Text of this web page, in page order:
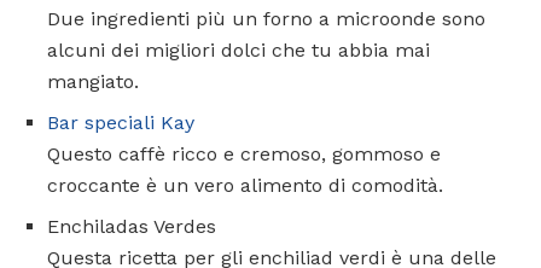
Due ingredienti più un forno a microonde sono
alcuni dei migliori dolci che tu abbia mai
mangiato.
Bar speciali Kay
Questo caffè ricco e cremoso, gommoso e
croccante è un vero alimento di comodità.
Enchiladas Verdes
Questa ricetta per gli enchiliad verdi è una delle